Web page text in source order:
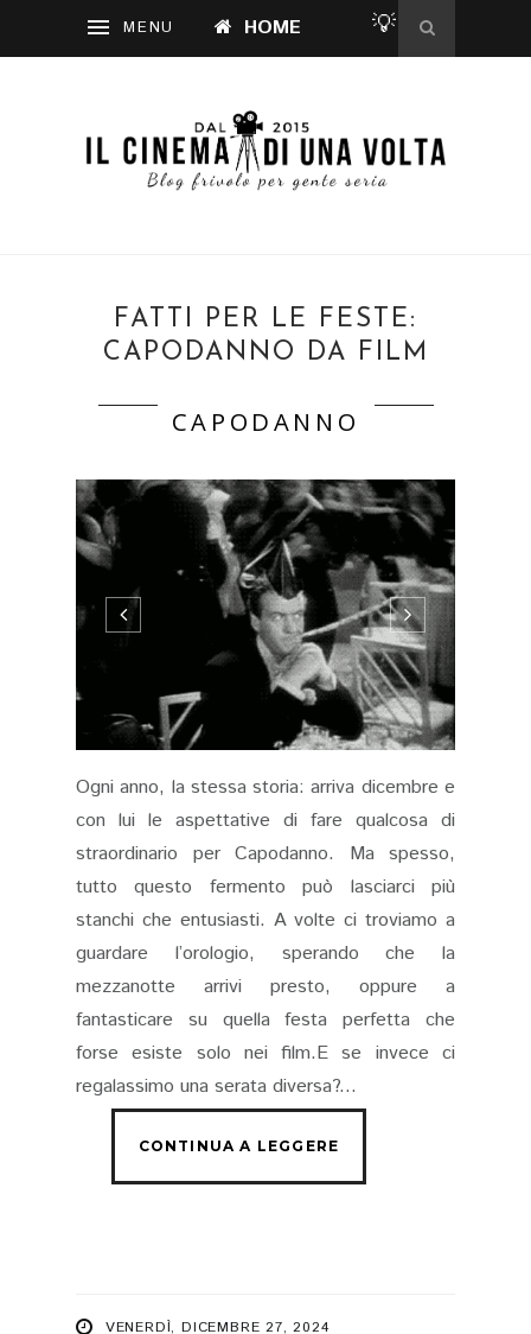
HOME 💡
FATTI PER LE FESTE:
CAPODANNO DA FILM
CAPODANNO
Ogni anno, la stessa storia: arriva dicembre e
con lui le aspettative di fare qualcosa di
straordinario per Capodanno. Ma spesso,
tutto questo fermento può lasciarci più
stanchi che entusiasti. A volte ci troviamo a
guardare l’orologio, sperando che la
mezzanotte arrivi presto, oppure a
fantasticare su quella festa perfetta che
forse esiste solo nei film.E se invece ci
regalassimo una serata diversa?...
VENERDÌ, DICEMBRE 27, 2024